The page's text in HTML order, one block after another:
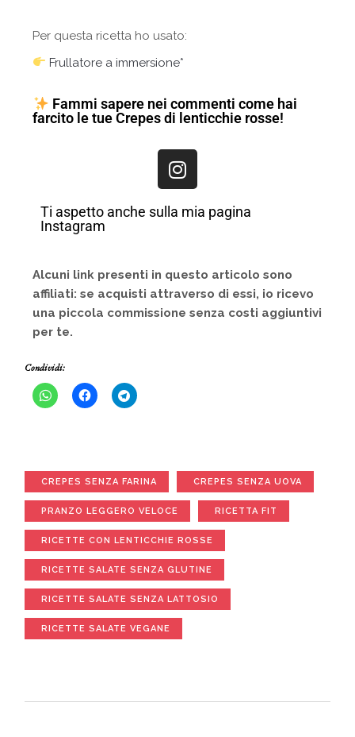
Per questa ricetta ho usato:
Frullatore a immersione*
Fammi sapere nei commenti come hai
farcito le tue Crepes di lenticchie rosse!
Ti aspetto anche sulla mia pagina
Instagram
Alcuni link presenti in questo articolo sono
affiliati: se acquisti attraverso di essi, io ricevo
una piccola commissione senza costi aggiuntivi
per te.
Condividi:
CREPES SENZA FARINA CREPES SENZA UOVA
PRANZO LEGGERO VELOCE RICETTA FIT
RICETTE CON LENTICCHIE ROSSE
RICETTE SALATE SENZA GLUTINE
RICETTE SALATE SENZA LATTOSIO
RICETTE SALATE VEGANE